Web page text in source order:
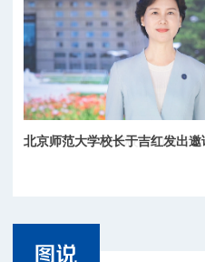
北京师范大学校长于吉红发出